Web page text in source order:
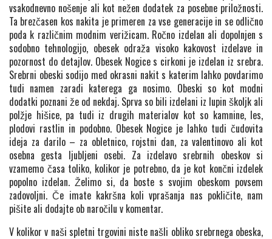
vsakodnevno nošenje ali kot nežen dodatek za posebne priložnosti.
Ta brezčasen kos nakita je primeren za vse generacije in se odlično
poda k različnim modnim verižicam. Ročno izdelan ali dopolnjen s
sodobno tehnologijo, obesek odraža visoko kakovost izdelave in
pozornost do detajlov. Obesek Nogice s cirkoni je izdelan iz srebra.
Srebrni obeski sodijo med okrasni nakit s katerim lahko povdarimo
tudi namen zaradi katerega ga nosimo. Obeski so kot modni
dodatki poznani že od nekdaj. Sprva so bili izdelani iz lupin školjk ali
polžje hišice, pa tudi iz drugih materialov kot so kamnine, les,
plodovi rastlin in podobno. Obesek Nogice je lahko tudi čudovita
ideja za darilo – za obletnico, rojstni dan, za valentinovo ali kot
osebna gesta ljubljeni osebi. Za izdelavo srebrnih obeskov si
vzamemo časa toliko, kolikor je potrebno, da je kot končni izdelek
popolno izdelan. Želimo si, da boste s svojim obeskom povsem
zadovoljni. Če imate kakršna koli vprašanja nas pokličite, nam
pišite ali dodajte ob naročilu v komentar.
V kolikor v naši spletni trgovini niste našli obliko srebrnega obeska,